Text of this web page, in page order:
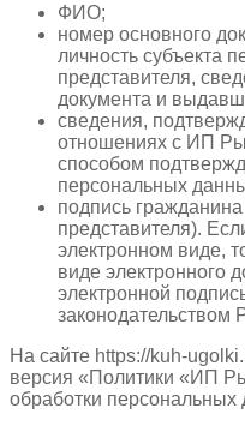
ФИО;
номер основного
личность субъекта
представителя,
документа и
сведения,
отношениях с ИП
способом
персональных
подпись
представителя).
электронном виде,
виде электронного
электронной
законодательством
На сайте https://kuh-
версия «Политики «ИП
обработки персональных